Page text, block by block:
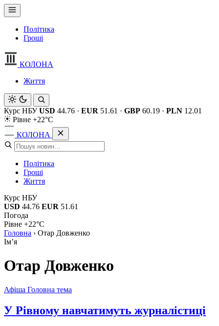
Політика
Гроші
КОЛОНА
Життя
Курс НБУ USD 44.76 · EUR 51.61 · GBP 60.19 · PLN 12.01
Рівне +22°C
КОЛОНА
Політика
Гроші
Життя
Курс НБУ
USD 44.76 EUR 51.61
Погода
Рівне +22°C
Головна › Отар Довженко
Імʼя
Отар Довженко
Афіша Головна тема
У Рівному навчатимуть журналістиці